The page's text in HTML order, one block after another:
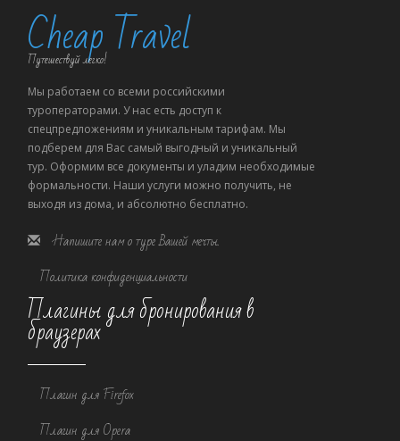
Cheap Travel
Путешествуй легко!
Мы работаем со всеми российскими
туроператорами. У нас есть доступ к
спецпредложениям и уникальным тарифам. Мы
подберем для Вас самый выгодный и уникальный
тур. Оформим все документы и уладим необходимые
формальности. Наши услуги можно получить, не
выходя из дома, и абсолютно бесплатно.
Напишите нам о туре Вашей мечты.
Политика конфиденциальности
Плагины для бронирования в
браузерах
Плагин для Firefox
Плагин для Opera